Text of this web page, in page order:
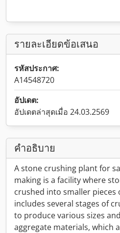
รายละเอียดข้อเสนอ
รหัสประกาศ:
A14548720
อัปเดต:
อัปเดตล่าสุดเมื่อ 24.03.2569
คำอธิบาย
A stone crushing plant for
making is a facility where
crushed into smaller pieces
includes several stages of
to produce various sizes
aggregate materials, which